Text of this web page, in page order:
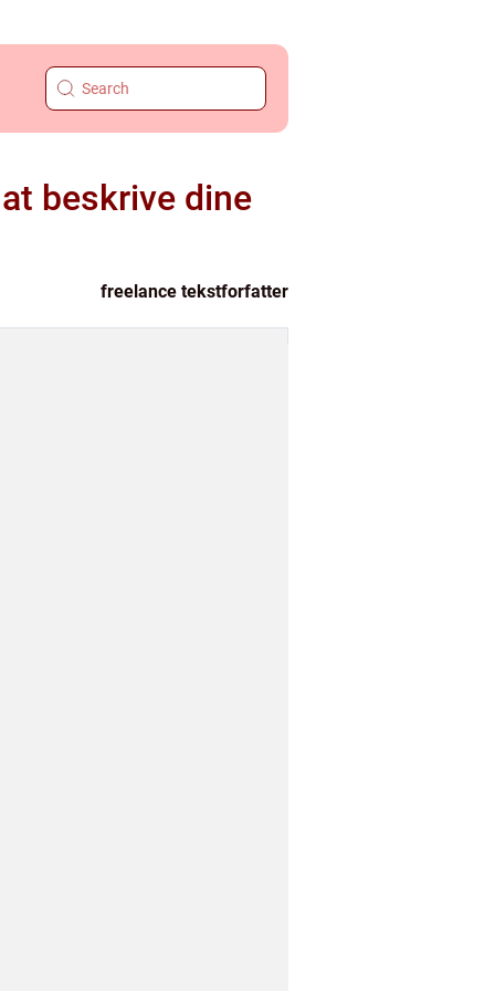
beskrive dine
freelance tekstforfatter